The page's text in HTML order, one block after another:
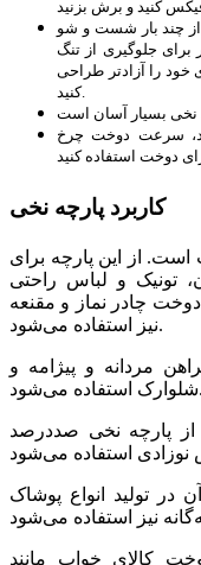
از چند بار شست و شو
جلوگیری از تنگ
خود را آزادتر طراحی
کنید.
سرعت دوخت چرخ
کاربرد پارچه نخی
از این پارچه برای
تونیک و لباس‌ راحتی
چادر نماز و مقنعه
نیز استفاده می‌شود.
مردانه و پیژامه و
شلوارک استفاده می‌شود.
از پارچه نخی صددرصد
در تولید انواع پوشاک
کالای خواب مانند